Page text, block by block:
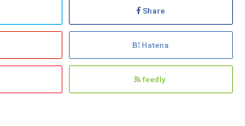
Share
Hatena
feedly